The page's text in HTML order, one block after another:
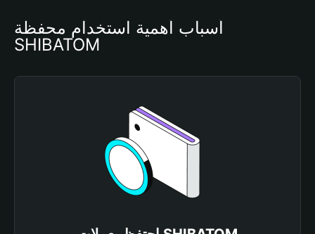
أسباب أهمية استخدام محفظة
SHIBATOM